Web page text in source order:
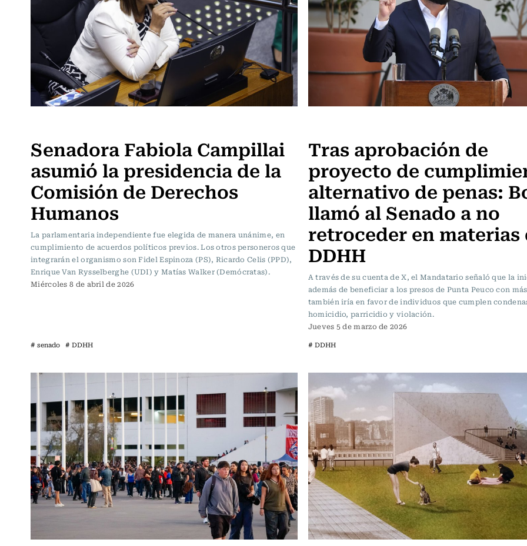
Senadora Fabiola Campillai
asumió la presidencia de la
Comisión de Derechos
Humanos
La parlamentaria independiente fue elegida de manera unánime, en
cumplimiento de acuerdos políticos previos. Los otros personeros que
integrarán el organismo son Fidel Espinoza (PS), Ricardo Celis (PPD),
Enrique Van Rysselberghe (UDI) y Matías Walker (Demócratas).
Miércoles 8 de abril de 2026
# senado # DDHH
Tras aprobación de
proyecto de
alternativo de penas:
llamó al Senado a no
retroceder en materias
DDHH
A través de su cuenta de X, el Mandatario señaló que la
además de beneficiar a los presos de Punta Peuco con
también iría en favor de individuos que cumplen
homicidio, parricidio y violación.
Jueves 5 de marzo de 2026
# DDHH